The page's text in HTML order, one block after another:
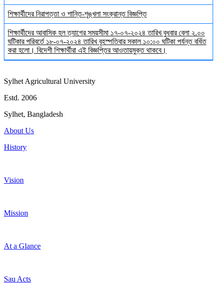
শিক্ষার্থীদের নিরাপত্তা ও শান্তি-শৃঙ্খলা সংক্রান্ত বিজ্ঞপ্তি
শিক্ষার্থীদের আবাসিক হল ত্যাগের সময়সীমা ১৭-০৭-২০২৪ তারিখ বুধবার বেলা ২.০০
ঘটিকার পরিবর্তে ১৮-০৭-২০২৪ তারিখ বৃহস্পতিবার সকাল ১০:০০ ঘটিকা পর্যন্ত বর্ধিত
করা হলো। বিদেশী শিক্ষার্থীরা এই বিজ্ঞপ্তির আওতায়মুক্ত থাকবে।
Sylhet Agricultural University
Estd. 2006
Sylhet, Bangladesh
About Us
History
Vision
Mission
At a Glance
Sau Acts